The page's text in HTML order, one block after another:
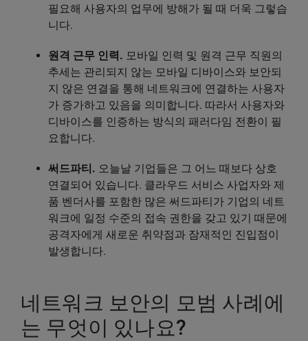
필요해 사용자의 업무에 방해가 될 때 더욱 그렇습
니다.
원격 근무 인력. 모바일 인력 및 원격 근무 직원의
추세는 관리되지 않는 모바일 디바이스와 보안되
지 않은 연결을 통해 네트워크에 연결하는 사용자
가 증가하고 있음을 의미합니다. 따라서 사용자와
디바이스를 인증하는 방식의 패러다임 전환이 필
요합니다.
써드파티. 오늘날 기업들은 그 어느 때보다 상호
연결되어 있습니다. 클라우드 서비스 사업자와 제
품 벤더사를 포함한 많은 써드파티가 기업의 네트
워크에 일정 수준의 접속 권한을 갖고 있기 때문에
공격자에게 새로운 취약점과 잠재적인 진입점이
발생합니다.
네트워크 보안의 모범 사례에
는 무엇이 있나요?